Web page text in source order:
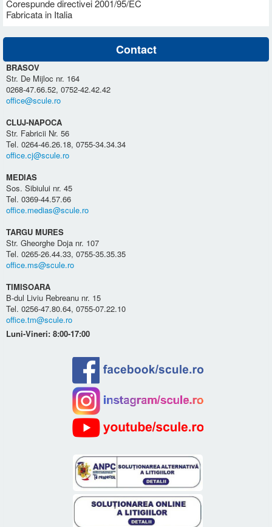
Corespunde directivei 2001/95/EC
Fabricata in Italia
Contact
BRASOV
Str. De Mijloc nr. 164
0268-47.66.52, 0752-42.42.42
office@scule.ro
CLUJ-NAPOCA
Str. Fabricii Nr. 56
Tel. 0264-46.26.18, 0755-34.34.34
office.cj@scule.ro
MEDIAS
Sos. Sibiului nr. 45
Tel. 0369-44.57.66
office.medias@scule.ro
TARGU MURES
Str. Gheorghe Doja nr. 107
Tel. 0265-26.44.33, 0755-35.35.35
office.ms@scule.ro
TIMISOARA
B-dul Liviu Rebreanu nr. 15
Tel. 0256-47.80.64, 0755-07.22.10
office.tm@scule.ro
Luni-Vineri: 8:00-17:00